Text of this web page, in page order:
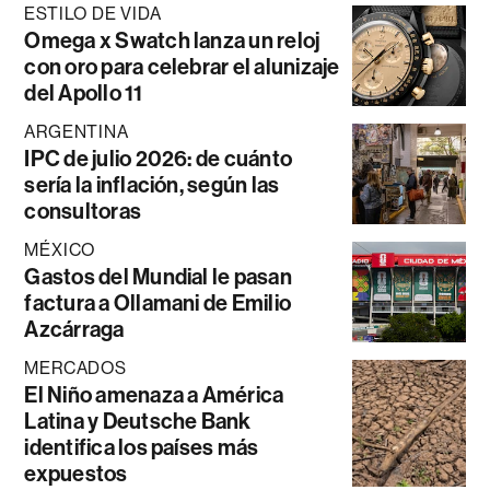
ESTILO DE VIDA
Omega x Swatch lanza un reloj
con oro para celebrar el alunizaje
del Apollo 11
ARGENTINA
IPC de julio 2026: de cuánto
sería la inflación, según las
consultoras
MÉXICO
Gastos del Mundial le pasan
factura a Ollamani de Emilio
Azcárraga
MERCADOS
El Niño amenaza a América
Latina y Deutsche Bank
identifica los países más
expuestos